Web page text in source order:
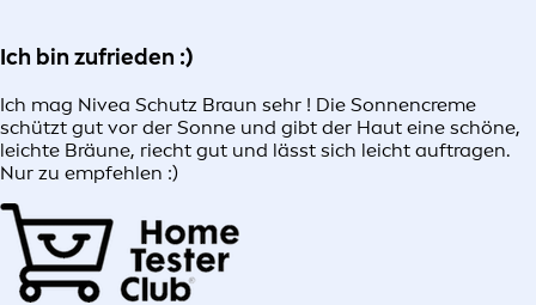
Ich bin zufrieden :)
Ich mag Nivea Schutz Braun sehr ! Die Sonnencreme
schützt gut vor der Sonne und gibt der Haut eine schöne,
leichte Bräune, riecht gut und lässt sich leicht auftragen.
Nur zu empfehlen :)